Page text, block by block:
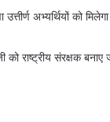
उत्तीर्ण अभ्यर्थियों को
को राष्ट्रीय संरक्षक